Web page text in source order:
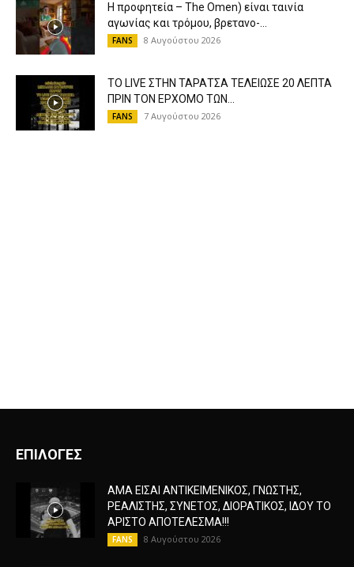
Η προφητεία – The Omen) είναι ταινία
αγωνίας και τρόμου, βρετανο-...
FANS 8 Αυγούστου 2026
ΤΟ LIVE ΣΤΗΝ ΤΑΡΑΤΣΑ ΤΕΛΕΙΩΣΕ 20 ΛΕΠΤΑ
ΠΡΙΝ ΤΟΝ ΕΡΧΟΜΟ ΤΩΝ...
FANS 7 Αυγούστου 2026
ΕΠΙΛΟΓΕΣ
ΑΜΑ ΕΙΣΑΙ ΑΝΤΙΚΕΙΜΕΝΙΚΟΣ, ΓΝΩΣΤΗΣ,
ΡΕΑΛΙΣΤΗΣ, ΣΥΝΕΤΟΣ, ΔΙΟΡΑΤΙΚΟΣ, ΙΔΟΥ ΤΟ
ΑΡΙΣΤΟ ΑΠΟΤΕΛΕΣΜΑ!!!
FANS 8 Αυγούστου 2026